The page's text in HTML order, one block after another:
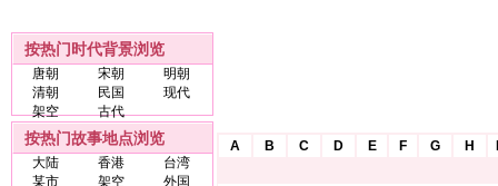
按热门时代背景浏览
唐朝 宋朝
明朝
清朝
民国
现代
架空
古代
按热门故事地点浏览
大陆 香港
台湾
某市
架空
外国
A B C D E F G H